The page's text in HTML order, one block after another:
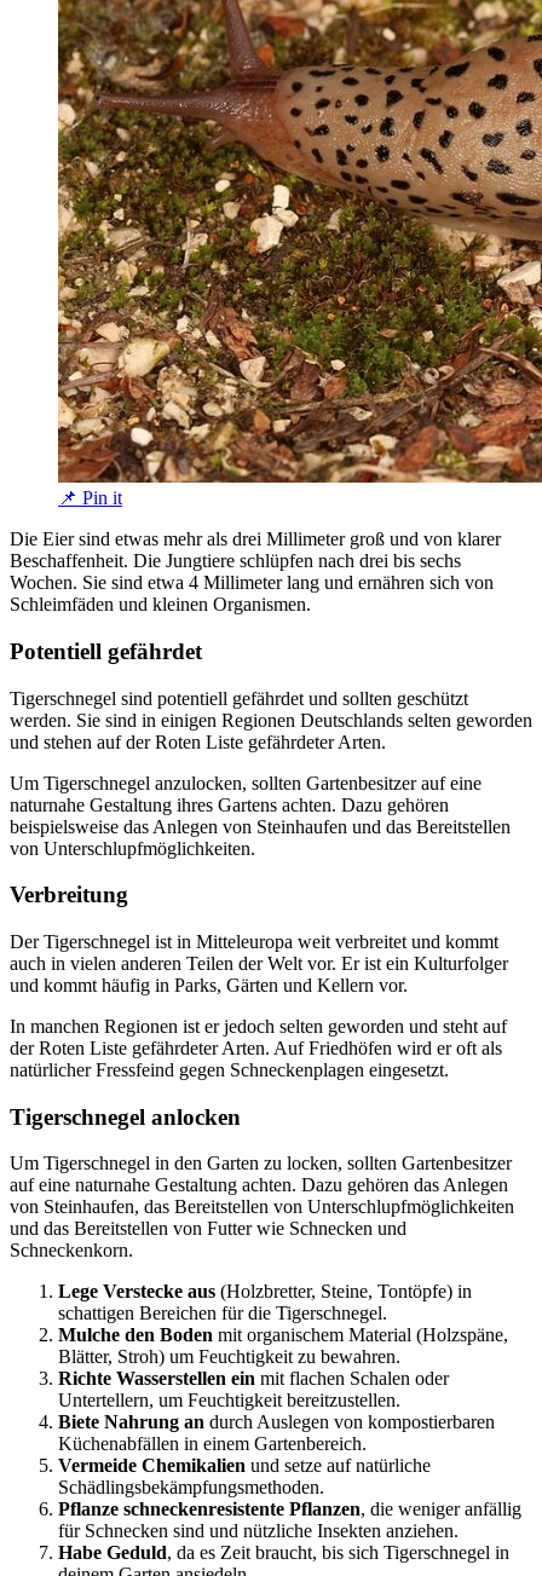
📌 Pin it
Die Eier sind etwas mehr als drei Millimeter groß und von klarer
Beschaffenheit. Die Jungtiere schlüpfen nach drei bis sechs
Wochen. Sie sind etwa 4 Millimeter lang und ernähren sich von
Schleimfäden und kleinen Organismen.
Potentiell gefährdet
Tigerschnegel sind potentiell gefährdet und sollten geschützt
werden. Sie sind in einigen Regionen Deutschlands selten geworden
und stehen auf der Roten Liste gefährdeter Arten.
Um Tigerschnegel anzulocken, sollten Gartenbesitzer auf eine
naturnahe Gestaltung ihres Gartens achten. Dazu gehören
beispielsweise das Anlegen von Steinhaufen und das Bereitstellen
von Unterschlupfmöglichkeiten.
Verbreitung
Der Tigerschnegel ist in Mitteleuropa weit verbreitet und kommt
auch in vielen anderen Teilen der Welt vor. Er ist ein Kulturfolger
und kommt häufig in Parks, Gärten und Kellern vor.
In manchen Regionen ist er jedoch selten geworden und steht auf
der Roten Liste gefährdeter Arten. Auf Friedhöfen wird er oft als
natürlicher Fressfeind gegen Schneckenplagen eingesetzt.
Tigerschnegel anlocken
Um Tigerschnegel in den Garten zu locken, sollten Gartenbesitzer
auf eine naturnahe Gestaltung achten. Dazu gehören das Anlegen
von Steinhaufen, das Bereitstellen von Unterschlupfmöglichkeiten
und das Bereitstellen von Futter wie Schnecken und
Schneckenkorn.
Lege Verstecke aus (Holzbretter, Steine, Tontöpfe) in
schattigen Bereichen für die Tigerschnegel.
Mulche den Boden mit organischem Material (Holzspäne,
Blätter, Stroh) um Feuchtigkeit zu bewahren.
Richte Wasserstellen ein mit flachen Schalen oder
Untertellern, um Feuchtigkeit bereitzustellen.
Biete Nahrung an durch Auslegen von kompostierbaren
Küchenabfällen in einem Gartenbereich.
Vermeide Chemikalien und setze auf natürliche
Schädlingsbekämpfungsmethoden.
Pflanze schneckenresistente Pflanzen, die weniger anfällig
für Schnecken sind und nützliche Insekten anziehen.
Habe Geduld, da es Zeit braucht, bis sich Tigerschnegel in